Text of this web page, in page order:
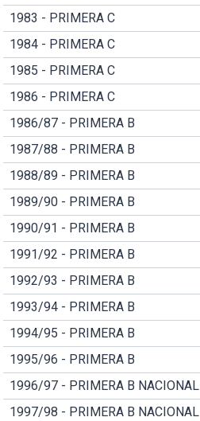
1983 - PRIMERA C
1984 - PRIMERA C
1985 - PRIMERA C
1986 - PRIMERA C
1986/87 - PRIMERA B
1987/88 - PRIMERA B
1988/89 - PRIMERA B
1989/90 - PRIMERA B
1990/91 - PRIMERA B
1991/92 - PRIMERA B
1992/93 - PRIMERA B
1993/94 - PRIMERA B
1994/95 - PRIMERA B
1995/96 - PRIMERA B
1996/97 - PRIMERA B NACIONAL
1997/98 - PRIMERA B NACIONAL